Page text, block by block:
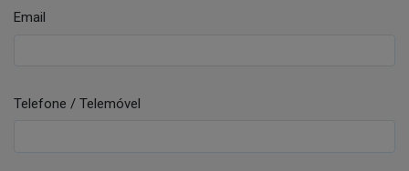
Email
Telefone / Telemóvel